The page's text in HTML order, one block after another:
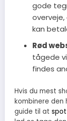
gode
kan
Rød
tågede
findes
Hvis du mest
kombinere den
guide til at